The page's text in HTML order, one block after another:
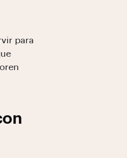
para